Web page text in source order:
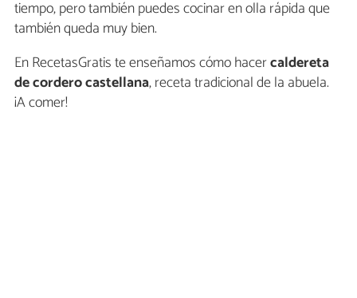
tiempo, pero también puedes cocinar en olla rápida que
también queda muy bien.
En RecetasGratis te enseñamos cómo hacercaldereta
de cordero castellana, receta tradicional de la abuela.
¡A comer!